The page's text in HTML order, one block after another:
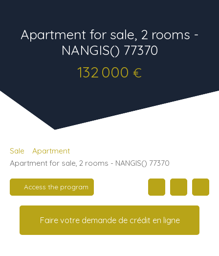
Apartment for sale, 2 rooms -
NANGIS() 77370
132 000 €
Sale
Apartment
Apartment for sale, 2 rooms - NANGIS() 77370
Access the program
Faire votre demande de crédit en ligne